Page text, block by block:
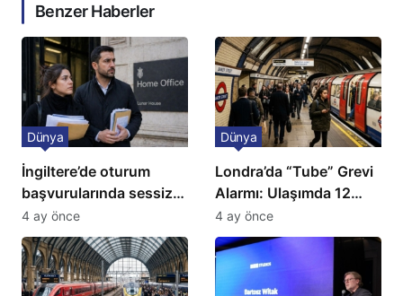
Benzer Haberler
İngiltere’de oturum
başvurularında sessiz
kriz: Büyükelçilikten
açıklama!
Dünya
4 ay önce
Londra’da “Tube” Grevi
Alarmı: Ulaşımda 12
Günlük Kaos Kapıda
Dünya
4 ay önce